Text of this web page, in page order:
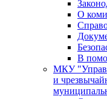
О
В
МКУ
и